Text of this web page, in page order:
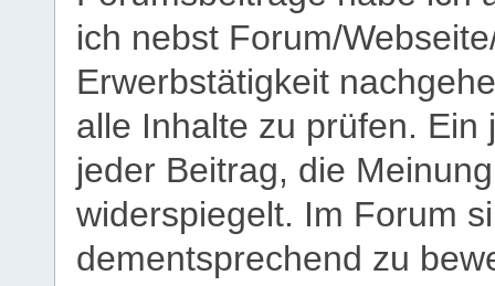
ich nebst Forum/
Erwerbstätigkeit
alle Inhalte zu prüfen.
jeder Beitrag, die
widerspiegelt. Im Forum
dementsprechend zu